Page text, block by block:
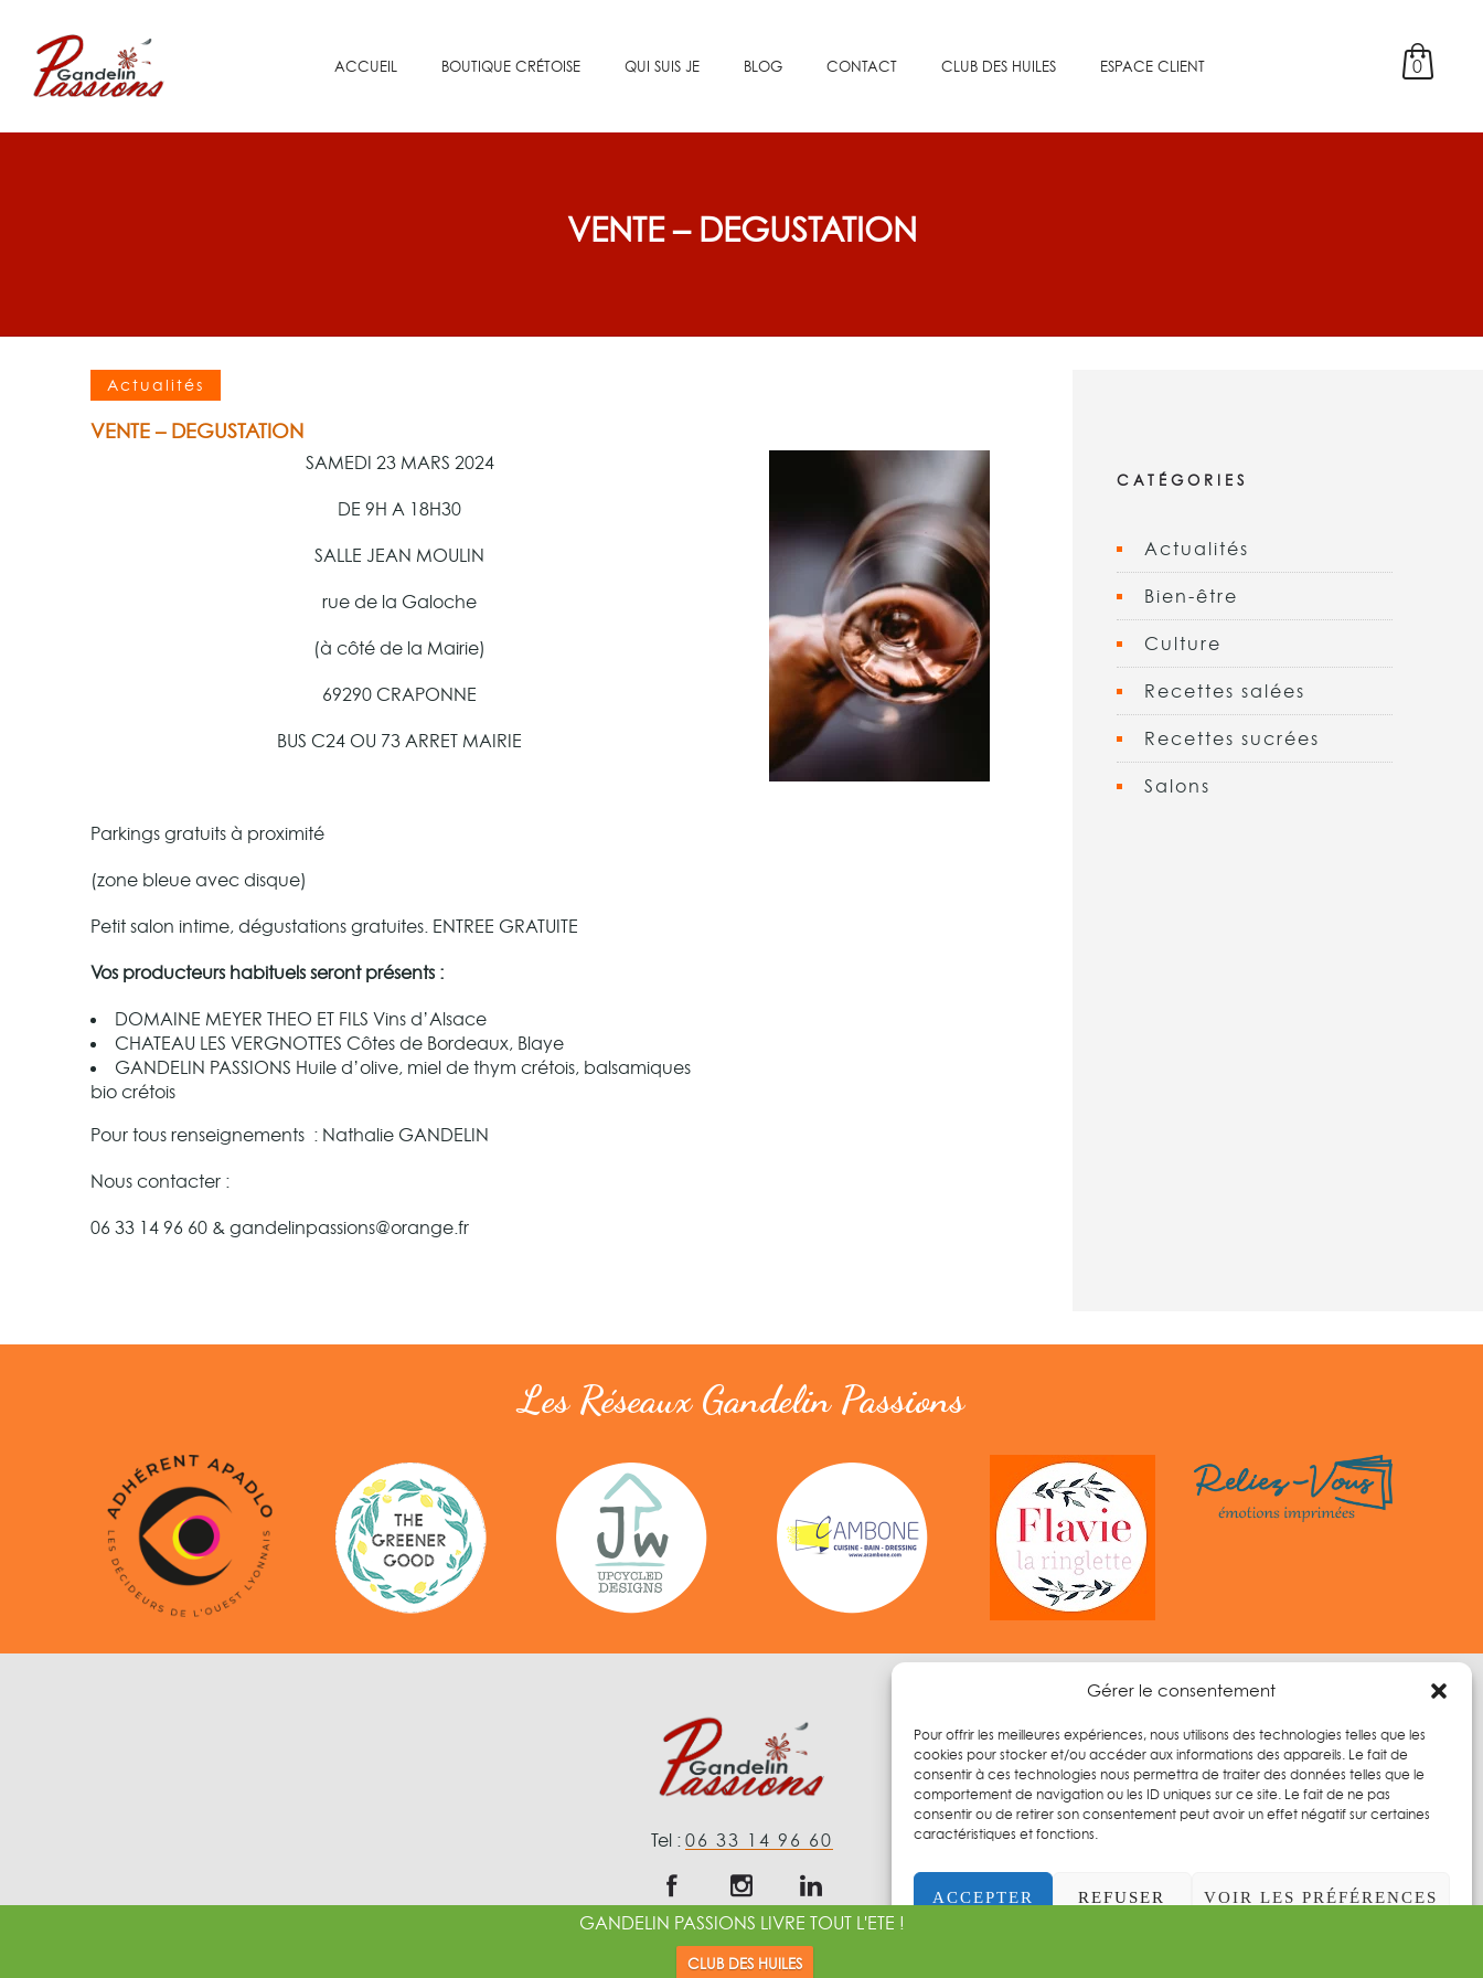
Gérer le consentement
Pour offrir les meilleures expériences, nous utilisons des technologies telles que les
cookies pour stocker et/ou accéder aux informations des appareils. Le fait de
consentir à ces technologies nous permettra de traiter des données telles que le
comportement de navigation ou les ID uniques sur ce site. Le fait de ne pas
consentir ou de retirer son consentement peut avoir un effet négatif sur certaines
caractéristiques et fonctions.
ACCEPTER REFUSER VOIR LES PRÉFÉRENCES
0
ACCUEIL BOUTIQUE CRÉTOISE QUI SUIS JE BLOG CONTACT CLUB DES HUILES ESPACE CLIENT
VENTE – DEGUSTATION
Actualités
VENTE – DEGUSTATION
SAMEDI 23 MARS 2024
DE 9H A 18H30
SALLE JEAN MOULIN
rue de la Galoche
(à côté de la Mairie)
69290 CRAPONNE
BUS C24 OU 73 ARRET MAIRIE
Parkings gratuits à proximité
(zone bleue avec disque)
Petit salon intime, dégustations gratuites. ENTREE GRATUITE
Vos producteurs habituels seront présents :
DOMAINE MEYER THEO ET FILS Vins d’Alsace
CHATEAU LES VERGNOTTES Côtes de Bordeaux, Blaye
GANDELIN PASSIONS Huile d’olive, miel de thym crétois, balsamiques
bio crétois
Pour tous renseignements : Nathalie GANDELIN
Nous contacter :
06 33 14 96 60 & gandelinpassions@orange.fr
CATÉGORIES
Actualités
Bien-être
Culture
Recettes salées
Recettes sucrées
Salons
Les Réseaux Gandelin Passions
Tel : 06 33 14 96 60
© | Crédit photosJP Gandelin|Mentions légales |CGV
GANDELIN PASSIONS LIVRE TOUT L'ETE !
CLUB DES HUILES